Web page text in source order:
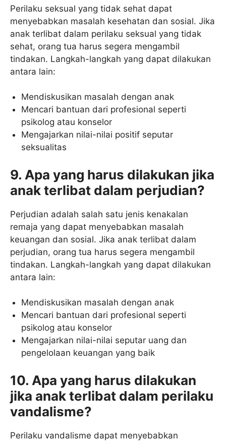
Perilaku seksual yang tidak sehat dapat
menyebabkan masalah kesehatan dan sosial. Jika
anak terlibat dalam perilaku seksual yang tidak
sehat, orang tua harus segera mengambil
tindakan. Langkah-langkah yang dapat dilakukan
antara lain:
Mendiskusikan masalah dengan anak
Mencari bantuan dari profesional seperti
psikolog atau konselor
Mengajarkan nilai-nilai positif seputar
seksualitas
9. Apa yang harus dilakukan jika
anak terlibat dalam perjudian?
Perjudian adalah salah satu jenis kenakalan
remaja yang dapat menyebabkan masalah
keuangan dan sosial. Jika anak terlibat dalam
perjudian, orang tua harus segera mengambil
tindakan. Langkah-langkah yang dapat dilakukan
antara lain:
Mendiskusikan masalah dengan anak
Mencari bantuan dari profesional seperti
psikolog atau konselor
Mengajarkan nilai-nilai seputar uang dan
pengelolaan keuangan yang baik
10. Apa yang harus dilakukan
jika anak terlibat dalam perilaku
vandalisme?
Perilaku vandalisme dapat menyebabkan